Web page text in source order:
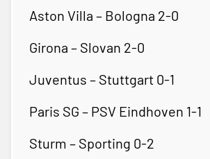
Aston Villa – Bologna 2-0
Girona – Slovan 2-0
Juventus – Stuttgart 0-1
Paris SG – PSV Eindhoven 1-1
Sturm – Sporting 0-2